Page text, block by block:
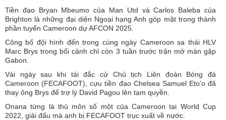
Tiền đạo Bryan Mbeumo của Man Utd và Carlos Baleba của
Brighton là những đại diện Ngoại hạng Anh góp mặt trong thành
phần tuyển Cameroon dự AFCON 2025.
Công bố đội hình đến trong cùng ngày Cameroon sa thải HLV
Marc Brys trong bối cảnh chỉ còn 3 tuần trước trận mở màn gặp
Gabon.
Vài ngày sau khi tái đắc cử Chủ tịch Liên đoàn Bóng đá
Cameroon (FECAFOOT), cựu tiền đạo Chelsea Samuel Eto'o đã
thay ông Brys để trợ lý David Pagou lên tạm quyền.
Onana từng là thủ môn số một của Cameroon tại World Cup
2022, giải đấu mà anh bị FECAFOOT trục xuất về nước.